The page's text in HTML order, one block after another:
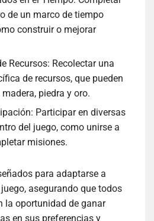
de un marco de tiempo
construir o mejorar
Recursos: Recolectar una
de recursos, que pueden
piedra y oro.
Participar en diversas
del juego, como unirse a
misiones.
para adaptarse a
asegurando que todos
la oportunidad de ganar
en sus preferencias y